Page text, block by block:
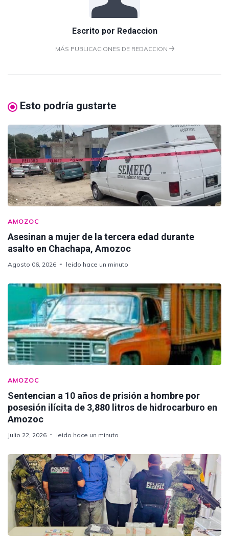
Escrito por Redaccion
MÁS PUBLICACIONES DE REDACCION
Esto podría gustarte
AMOZOC
Asesinan a mujer de la tercera edad durante
asalto en Chachapa, Amozoc
Agosto 06, 2026 leido hace un minuto
AMOZOC
Sentencian a 10 años de prisión a hombre por
posesión ilícita de 3,880 litros de hidrocarburo en
Amozoc
Julio 22, 2026 leido hace un minuto